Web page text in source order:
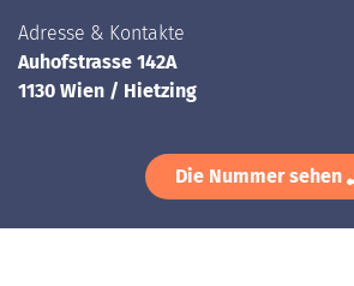
Adresse & Kontakte
Auhofstrasse 142A
1130 Wien / Hietzing
Die Nummer sehen